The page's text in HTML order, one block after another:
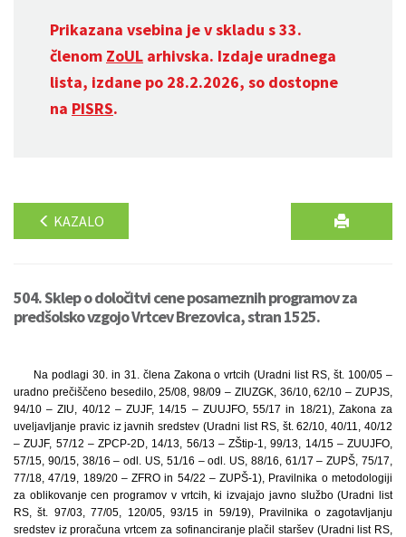
Prikazana vsebina je v skladu s 33.
členom ZoUL arhivska. Izdaje uradnega
lista, izdane po 28.2.2026, so dostopne
na PISRS.
KAZALO
504. Sklep o določitvi cene posameznih programov za
predšolsko vzgojo Vrtcev Brezovica, stran 1525.
Na podlagi 30. in 31. člena Zakona o vrtcih (Uradni list RS, št. 100/05 –
uradno prečiščeno besedilo, 25/08, 98/09 – ZIUZGK, 36/10, 62/10 – ZUPJS,
94/10 – ZIU, 40/12 – ZUJF, 14/15 – ZUUJFO, 55/17 in 18/21), Zakona za
uveljavljanje pravic iz javnih sredstev (Uradni list RS, št. 62/10, 40/11, 40/12
– ZUJF, 57/12 – ZPCP-2D, 14/13, 56/13 – ZŠtip-1, 99/13, 14/15 – ZUUJFO,
57/15, 90/15, 38/16 – odl. US, 51/16 – odl. US, 88/16, 61/17 – ZUPŠ, 75/17,
77/18, 47/19, 189/20 – ZFRO in 54/22 – ZUPŠ-1), Pravilnika o metodologiji
za oblikovanje cen programov v vrtcih, ki izvajajo javno službo (Uradni list
RS, št. 97/03, 77/05, 120/05, 93/15 in 59/19), Pravilnika o zagotavljanju
sredstev iz proračuna vrtcem za sofinanciranje plačil staršev (Uradni list RS,